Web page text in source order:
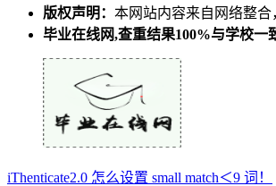
版权声明： 本网站内容来自网络整合
毕业在线网,查重结果100%与学校
iThenticate2.0 怎么设置 small match＜9 词！